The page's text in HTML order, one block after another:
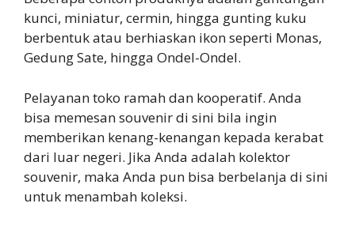
kunci, miniatur, cermin, hingga gunting kuku
berbentuk atau berhiaskan ikon seperti Monas,
Gedung Sate, hingga Ondel-Ondel.
Pelayanan toko ramah dan kooperatif. Anda
bisa memesan souvenir di sini bila ingin
memberikan kenang-kenangan kepada kerabat
dari luar negeri. Jika Anda adalah kolektor
souvenir, maka Anda pun bisa berbelanja di sini
untuk menambah koleksi.